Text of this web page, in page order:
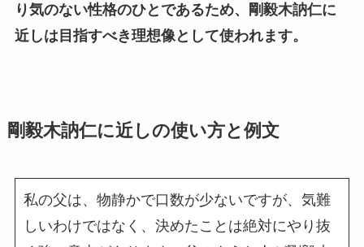
り気のない性格のひとであるため、剛毅木訥仁に
近しは目指すべき理想像として使われます。
剛毅木訥仁に近しの使い方と例文
私の父は、物静かで口数が少ないですが、気難
しいわけではなく、決めたことは絶対にやり抜